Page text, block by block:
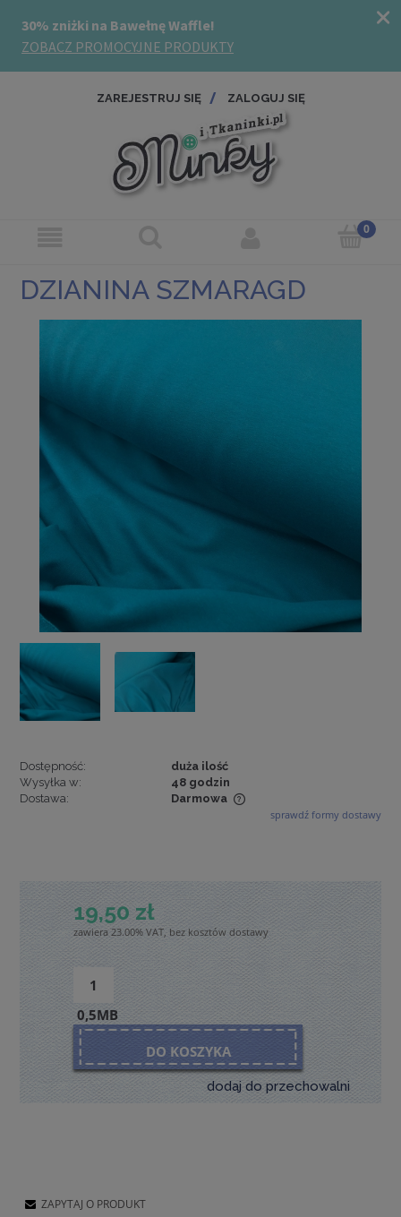
ZAREJESTRUJ SIĘ ZALOGUJ SIĘ
DZIANINA SZMARAGD
Dostępność:
duża ilość
Wysyłka w:
48 godzin
Dostawa:
Darmowa
Cena nie zawiera ewentualnych kosztów płatności
sprawdź formy dostawy
19,50 zł
zawiera 23.00% VAT, bez kosztów dostawy
0,5MB
DO KOSZYKA
dodaj do przechowalni
ZAPYTAJ O PRODUKT